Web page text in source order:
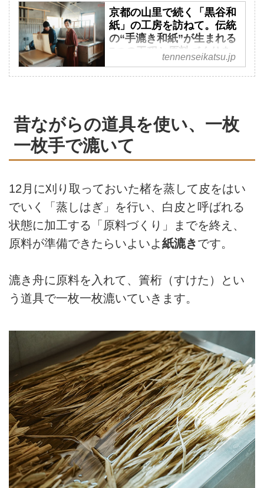
京都の山里で続く「黒谷和
紙」の工房を訪ねて。伝統
の“手漉き和紙”が生まれる
7つの工程と原料づくりを
拝見／ハタノワタルさん
（和紙職人）×平澤まりこ
和紙を使った版画作品を手掛け
るイラストレーター・版画家の
平澤まりこさんが、京都・綾部
へ。アーティストで和紙職人の
ね、和紙づくりの現場を見せて
もらいました。古くから続く
「黒谷和紙」のできる過程と紙
の原料づくりを紹介します。
（『天然生活』2025年5月号掲
tennenseikatsu.jp
昔ながらの道具を使い、一枚
一枚手で漉いて
12月に刈り取っておいた楮を蒸して皮をはい
でいく「蒸しはぎ」を行い、白皮と呼ばれる
状態に加工する「原料づくり」までを終え、
原料が準備できたらいよいよ紙漉きです。
漉き舟に原料を入れて、簀桁（すけた）とい
う道具で一枚一枚漉いていきます。